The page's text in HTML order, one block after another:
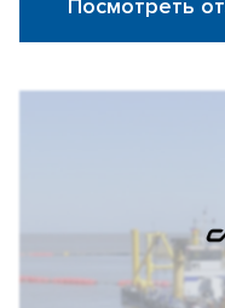
Посмотреть